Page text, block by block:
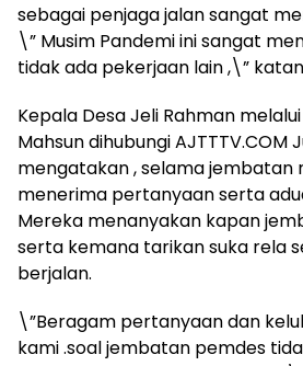
sebagai penjaga jalan sangat
\” Musim Pandemi ini sangat
tidak ada pekerjaan lain ,\”
Kepala Desa Jeli Rahman
Mahsun dihubungi
mengatakan , selama jembatan
menerima pertanyaan serta
Mereka menanyakan kapan
serta kemana tarikan suka rela
berjalan.
\”Beragam pertanyaan dan
kami .soal jembatan pemdes